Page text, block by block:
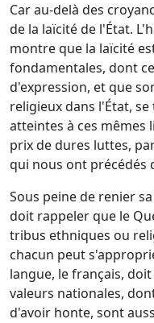
Car au-delà des
de la laïcité de l'État.
montre que la laïcité
fondamentales, dont
d'expression, et que
religieux dans l'État,
atteintes à ces mêmes
prix de dures luttes,
qui nous ont précédés
Sous peine de renier
doit rappeler que le
tribus ethniques ou
chacun peut
langue, le français,
valeurs nationales,
d'avoir honte, sont